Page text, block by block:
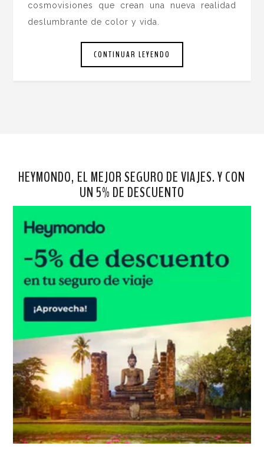
cosmovisiones que crean una nueva realidad
deslumbrante de color y vida.
CONTINUAR LEYENDO
HEYMONDO, EL MEJOR SEGURO DE VIAJES. Y CON
UN 5% DE DESCUENTO